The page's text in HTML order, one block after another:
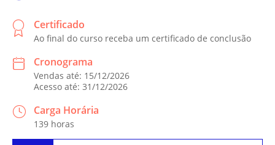
Certificado
Ao final do curso receba um certificado de conclusão
Cronograma
Vendas até: 15/12/2026
Acesso até: 31/12/2026
Carga Horária
139 horas